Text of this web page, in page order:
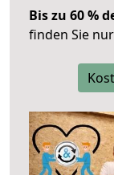
Bis zu 60 %
finden Sie